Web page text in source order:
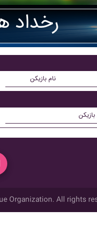
رخداد
نام بازیکن
بازیکن
Organization. All rights